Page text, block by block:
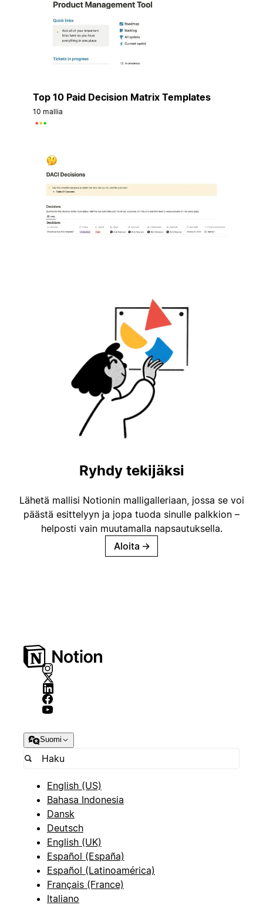
Top 10 Paid Decision Matrix Templates
10 mallia
Ryhdy tekijäksi
Lähetä mallisi Notionin malligalleriaan, jossa se voi
päästä esittelyyn ja jopa tuoda sinulle palkkion –
helposti vain muutamalla napsautuksella.
Aloita →
Suomi
English (US)
Bahasa Indonesia
Dansk
Deutsch
English (UK)
Español (España)
Español (Latinoamérica)
Français (France)
Italiano